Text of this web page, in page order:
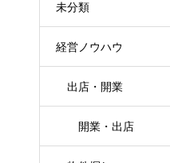
未分類
経営ノウハウ
出店・開業
開業・出店